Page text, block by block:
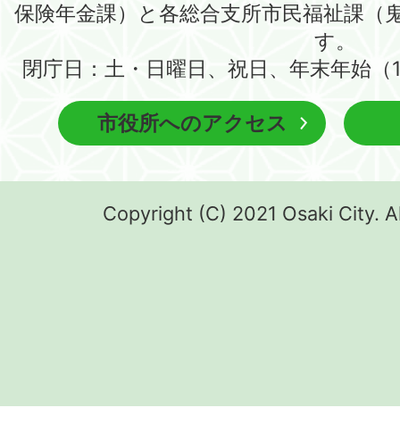
保険年金課）と各総合支所市民福祉課（
す。
閉庁日：土・日曜日、祝日、年末年始
市役所へのアクセス
Copyright (C) 2021 Osaki City.